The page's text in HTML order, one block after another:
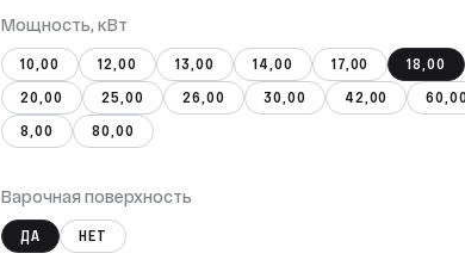
Мощность, кВт
10,00 12,00 13,00 14,00 17,00
18,00
20,00
25,00 26,00 30,00 42,00
8,00
80,00
Варочная поверхность
ДА НЕТ